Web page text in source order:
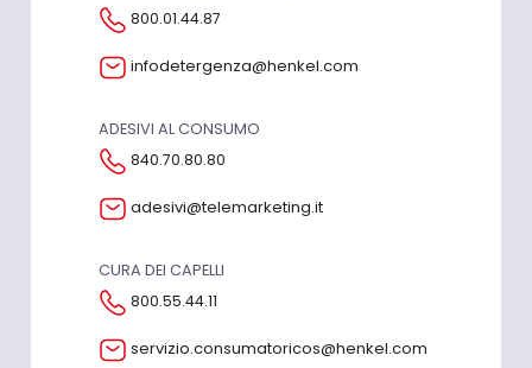
800.01.44.87
infodetergenza@henkel.com
ADESIVI AL CONSUMO
840.70.80.80
adesivi@telemarketing.it
CURA DEI CAPELLI
800.55.44.11
servizio.consumatoricos@henkel.com